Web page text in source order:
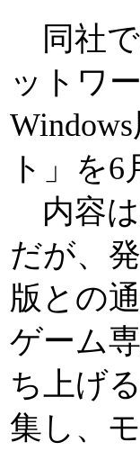
同社で
ットワ
ト」を6
内容は
だが、
版との
ゲーム
ち上げ
集し、